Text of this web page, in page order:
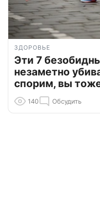
ЗДОРОВЬЕ
Эти 7
незаметно
спорим, вы
140 Обсудить